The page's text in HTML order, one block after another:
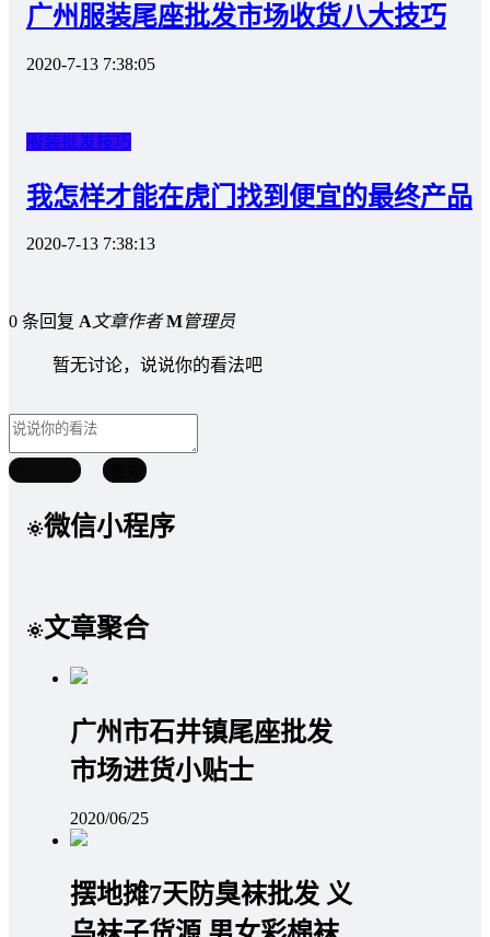
广州服装尾座批发市场收货八大技巧
2020-7-13 7:38:05
服装批发技巧
我怎样才能在虎门找到便宜的最终产品
2020-7-13 7:38:13
0 条回复 A文章作者 M管理员
暂无讨论，说说你的看法吧
微信小程序
文章聚合
广州市石井镇尾座批发
市场进货小贴士
2020/06/25
摆地摊7天防臭袜批发 义